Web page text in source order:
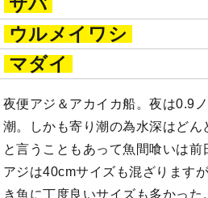
ウルメイワシ
マダイ
夜便アジ＆アカイカ船。夜は0.9
潮。しかも寄り潮の為水深はどん
と言うこともあって魚間喰いは
アジは40cmサイズも混ざります
き魚に丁度良いサイズも多かっ